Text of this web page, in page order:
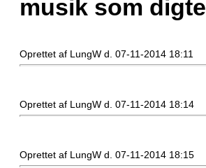
musik som digte
Oprettet af LungW d. 07-11-2014 18:11
Oprettet af LungW d. 07-11-2014 18:14
Oprettet af LungW d. 07-11-2014 18:15